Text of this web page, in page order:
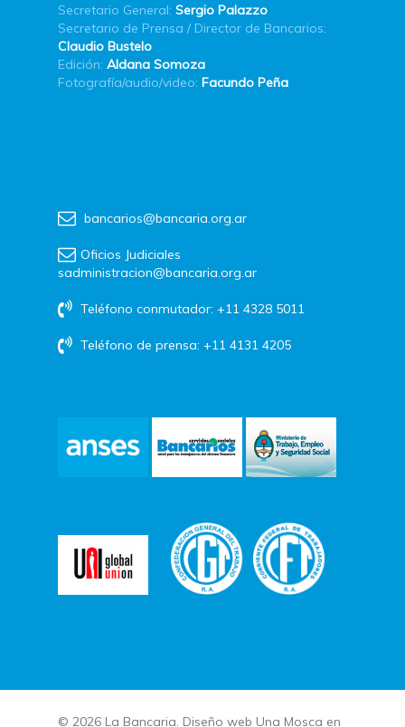
Secretario General: Sergio Palazzo
Secretario de Prensa / Director de Bancarios:
Claudio Bustelo
Edición: Aldana Somoza
Fotografía/audio/video: Facundo Peña
bancarios@bancaria.org.ar
Oficios Judiciales
sadministracion@bancaria.org.ar
Teléfono conmutador: +11 4328 5011
Teléfono de prensa: +11 4131 4205
© 2026 La Bancaria. Diseño web Una Mosca en